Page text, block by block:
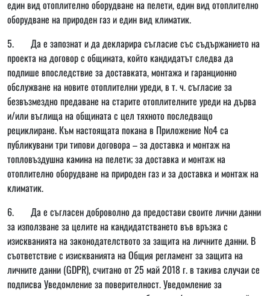
един вид отоплително оборудване на пелети, един вид отоплително
оборудване на природен газ и един вид климатик.
5. Да е запознат и да декларира съгласие със съдържанието на
проекта на договор с общината, който кандидатът следва да
подпише впоследствие за доставката, монтажа и гаранционно
обслужване на новите отоплителни уреди, в т. ч. съгласие за
безвъзмездно предаване на старите отоплителните уреди на дърва
и/или въглища на общината с цел тяхното последващо
рециклиране. Към настоящата покана в Приложение №4 са
публикувани три типови договора – за доставка и монтаж на
топловъздушна камина на пелети; за доставка и монтаж на
отоплително оборудване на природен газ и за доставка и монтаж на
климатик.
6. Да е съгласен доброволно да предостави своите лични данни
за използване за целите на кандидатстването във връзка с
изискванията на законодателството за защита на личните данни. В
съответствие с изискванията на Общия регламент за защита на
личните данни (GDPR), считано от 25 май 2018 г. в такива случаи се
подписва Уведомление за поверителност. Уведомление за